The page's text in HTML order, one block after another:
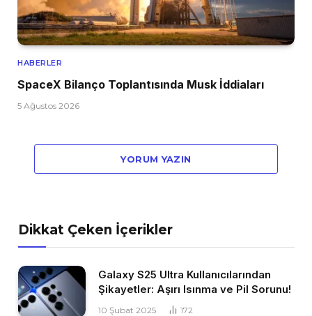
HABERLER
SpaceX Bilanço Toplantısında Musk İddiaları
5 Ağustos 2026
YORUM YAZIN
Dikkat Çeken İçerikler
Galaxy S25 Ultra Kullanıcılarından
Şikayetler: Aşırı Isınma ve Pil Sorunu!
10 Şubat 2025 172